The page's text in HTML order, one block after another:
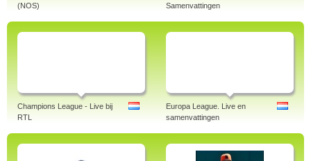
(NOS)
Samenvattingen
Champions League - Live bij
RTL
Europa League. Live en
samenvattingen